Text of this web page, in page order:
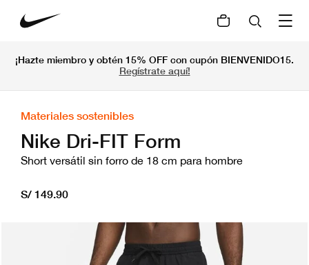
¡Hazte miembro y obtén 15% OFF con cupón BIENVENIDO15.
Regístrate aquí!
Materiales sostenibles
Nike Dri-FIT Form
Short versátil sin forro de 18 cm para hombre
S/ 149.90